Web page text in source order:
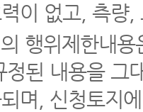
이 없고, 측량
행위제한내
정된 내용을 그
며, 신청토지